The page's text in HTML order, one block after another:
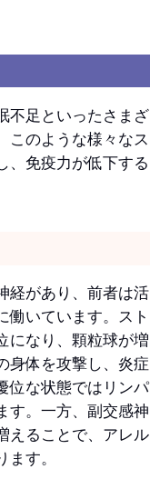
不足といったさまざ
このような様々なス
、免疫力が低下する
経があり、前者は活
働いています。スト
になり、顆粒球が増
身体を攻撃し、炎症
位な状態ではリンパ
す。一方、副交感神
えることで、アレル
す。